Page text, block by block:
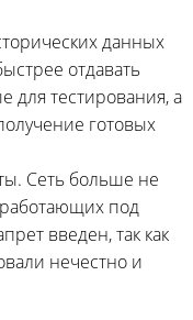
данных
отдавать
для тестирования, а
готовых
Сеть больше не
работающих под
введен, так как
нечестно и